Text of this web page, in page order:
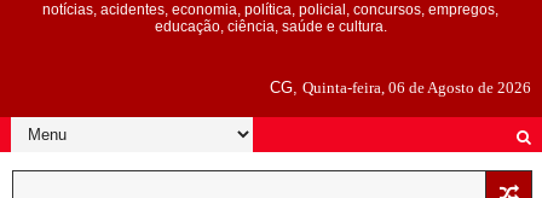
notícias, acidentes, economia, política, policial, concursos, empregos,
educação, ciência, saúde e cultura.
CG,Quinta-feira, 06 de Agosto de 2026